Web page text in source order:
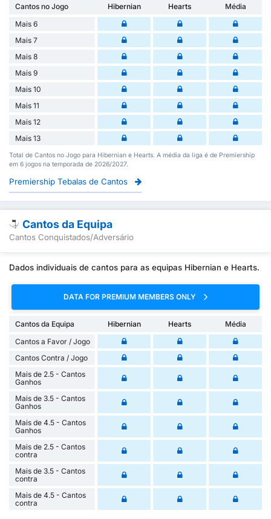
Cantos no Jogo Hibernian Hearts
Média
Mais 6
Mais 7
Mais 8
Mais 9
Mais 10
Mais 11
Mais 12
Mais 13
Total de Cantos no Jogo para Hibernian e Hearts. A média da liga é de Premiership
em 6 jogos na temporada de 2026/2027.
Premiership Tebalas de Cantos
Cantos da Equipa
Cantos Conquistados/Adversário
Dados individuais de cantos para as equipas Hibernian e Hearts.
DATA FOR PREMIUM MEMBERS ONLY
Cantos da Equipa Hibernian Hearts
Média
Cantos a Favor / Jogo
Cantos Contra / Jogo
Mais de 2.5 - Cantos
Ganhos
Mais de 3.5 - Cantos
Ganhos
Mais de 4.5 - Cantos
Ganhos
Mais de 2.5 - Cantos
contra
Mais de 3.5 - Cantos
contra
Mais de 4.5 - Cantos
contra